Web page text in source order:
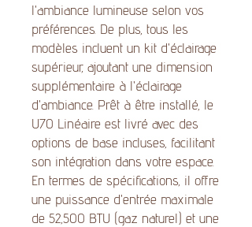
l'ambiance lumineuse selon vos
préférences. De plus, tous les
modèles incluent un kit d'éclairage
supérieur, ajoutant une dimension
supplémentaire à l'éclairage
d'ambiance. Prêt à être installé, le
U70 Linéaire est livré avec des
options de base incluses, facilitant
son intégration dans votre espace.
En termes de spécifications, il offre
une puissance d'entrée maximale
de 52,500 BTU (gaz naturel) et une